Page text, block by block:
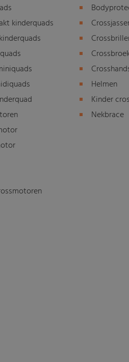
kinderquads
Helmen
Kinder
Nekbrace